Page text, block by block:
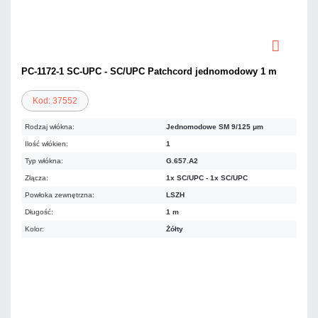
PC-1172-1 SC-UPC - SC/UPC Patchcord jednomodowy 1 m
Kod: 37552
Rodzaj włókna: Jednomodowe SM 9/125 μm
Ilość włókien: 1
Typ włókna: G.657.A2
Złącza: 1x SC/UPC - 1x SC/UPC
Powłoka zewnętrzna: LSZH
Długość: 1 m
Kolor: Żółty